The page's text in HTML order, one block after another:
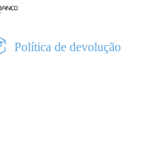
Política de devolução